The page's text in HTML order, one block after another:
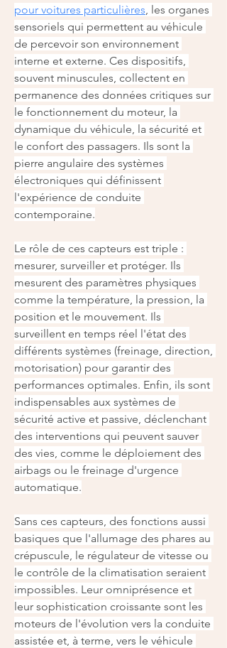
pour voitures particulières, les organes
sensoriels qui permettent au véhicule
de percevoir son environnement
interne et externe. Ces dispositifs,
souvent minuscules, collectent en
permanence des données critiques sur
le fonctionnement du moteur, la
dynamique du véhicule, la sécurité et
le confort des passagers. Ils sont la
pierre angulaire des systèmes
électroniques qui définissent
l'expérience de conduite
contemporaine.
Le rôle de ces capteurs est triple :
mesurer, surveiller et protéger. Ils
mesurent des paramètres physiques
comme la température, la pression, la
position et le mouvement. Ils
surveillent en temps réel l'état des
différents systèmes (freinage, direction,
motorisation) pour garantir des
performances optimales. Enfin, ils sont
indispensables aux systèmes de
sécurité active et passive, déclenchant
des interventions qui peuvent sauver
des vies, comme le déploiement des
airbags ou le freinage d'urgence
automatique.
Sans ces capteurs, des fonctions aussi
basiques que l'allumage des phares au
crépuscule, le régulateur de vitesse ou
le contrôle de la climatisation seraient
impossibles. Leur omniprésence et
leur sophistication croissante sont les
moteurs de l'évolution vers la conduite
assistée et, à terme, vers le véhicule